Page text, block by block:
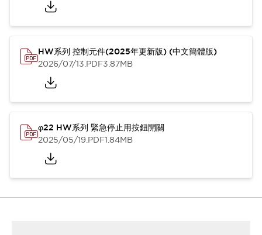
HW系列 控制元件(2025年更新版) (中文簡體版)
2026/07/13.PDF3.87MB
φ22 HW系列 緊急停止用按鈕開關
2025/05/19.PDF1.84MB